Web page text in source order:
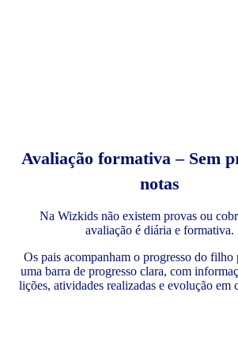
Avaliação formativa – Sem
notas
Na Wizkids não existem provas ou
avaliação é diária e formativa.
Os pais acompanham o progresso do filho
uma barra de progresso clara, com
lições, atividades realizadas e evolução em